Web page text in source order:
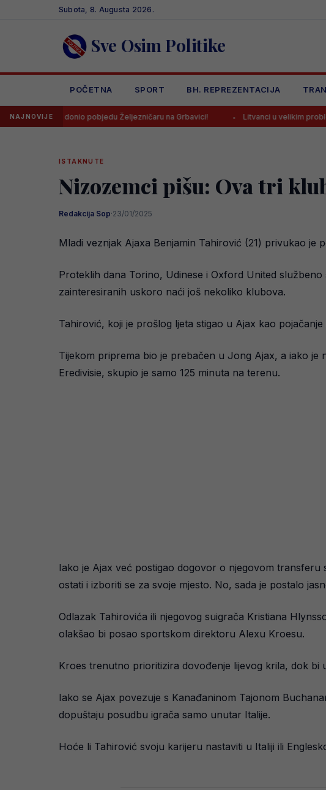
Subota, 8. Augusta 2026.
Sve Osim Politike
POČETNA SPORT BH. REPREZENTACIJA
NAJNOVIJE
donio pobjedu Željezničaru na Grbavici! Litvanci u velikim problemima pred
ISTAKNUTE
Nizozemci pišu: Ova tri
Redakcija Sop·23/01/2025
Mladi veznjak Ajaxa Benjamin Tahirović (21) privukao
Proteklih dana Torino, Udinese i Oxford United
zainteresiranih uskoro naći još nekoliko klubova.
Tahirović, koji je prošlog ljeta stigao u Ajax kao
Tijekom priprema bio je prebačen u Jong Ajax, a iako je
Eredivisie, skupio je samo 125 minuta na terenu.
Iako je Ajax već postigao dogovor o njegovom transferu
ostati i izboriti se za svoje mjesto. No, sada je postalo
Odlazak Tahirovića ili njegovog suigrača Kristiana
olakšao bi posao sportskom direktoru Alexu Kroesu.
Kroes trenutno prioritizira dovođenje lijevog krila, dok
Iako se Ajax povezuje s Kanađaninom Tajonom
dopuštaju posudbu igrača samo unutar Italije.
Hoće li Tahirović svoju karijeru nastaviti u Italiji ili